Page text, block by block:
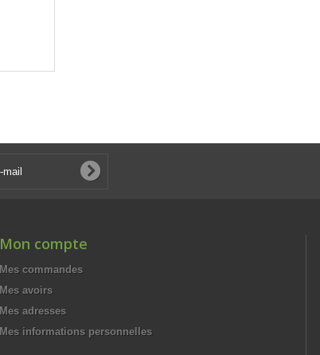
Mon compte
Mes commandes
Mes avoirs
Mes adresses
Mes informations personnelles